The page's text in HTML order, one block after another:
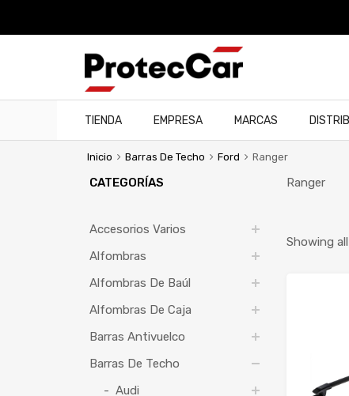
TIENDA EMPRESA MARCAS
Inicio Barras De Techo Ford Ranger
Ranger
Showing
CATEGORÍAS
Accesorios Varios
Alfombras
Alfombras De Baúl
Alfombras De Caja
Barras Antivuelco
Barras De Techo
Audi